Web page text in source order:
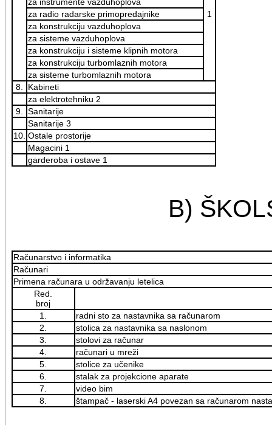
1
za radio radarske primopredajnike
za konstrukciju vazduhoplova
za sisteme vazduhoplova
za konstrukciju i sisteme klipnih motora
za konstrukciju turbomlaznih motora
za sisteme turbomlaznih motora
8.
Kabineti
za elektrotehniku 2
9.
Sanitarije
Sanitarije 3
10. Ostale prostorije
Magacini 1
garderoba i ostave 1
B)
Računarstvo i informatika
Računari
Primena računara u održavanju letelica
Red.
broj
1.
radni sto za nastavnika sa računarom
2.
stolica za nastavnika sa naslonom
3.
stolovi za računar
4.
računari u mreži
5.
stolice za učenike
6.
stalak za projekcione aparate
7.
video bim
8.
štampač - laserski A4 povezan sa računarom